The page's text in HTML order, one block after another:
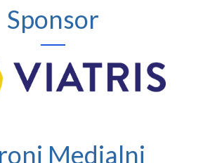
Sponsor
Medialni